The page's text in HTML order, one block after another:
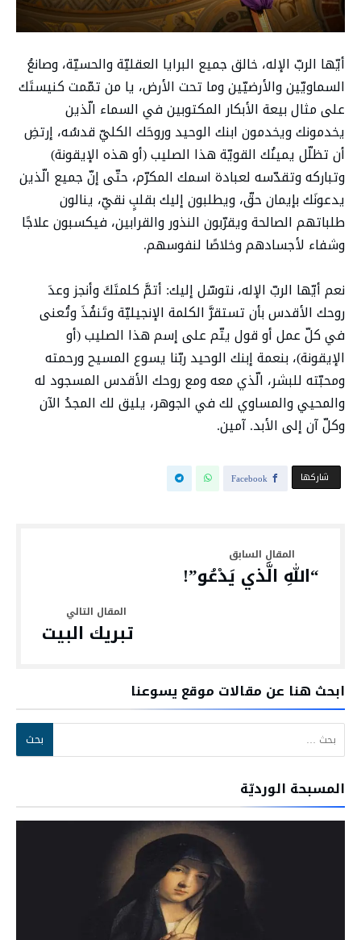
أيّها الربّ الإله، خالق جميع البرايا العقليّة والحسيّة، وصانعُ
السماويّين والأرضيّين وما تحت الأرض، يا من تمّمت كنيستَك
على مثال بيعة الأبكار المكتوبين في السماء الّذين
يخدمونك ويخدمون ابنك الوحيد وروحَك الكليّ قدسُه، إرتضِ
أن تظلّل يمينُك القويّة هذا الصليب (أو هذه الإيقونة)
وتباركه وتقدّسه لعبادة اسمك المكرّم، حتّى إنّ جميع الّذين
يدعونَك بإيمان حقّ، ويطلبون إليك بقلبٍ نقيّ، ينالون
طلباتهم الصالحة ويقرّبون النذور والقرابين، فيكسبون علاجًا
وشفاء لأجسادهم وخلاصًا لنفوسهم.
نعم أيّها الربّ الإله، نتوسّل إليك: أتمَّ كلمتَكَ وأنجز وعدَ
روحك الأقدس بأن تستقرَّ الكلمة الإنجيليّة وتَنفُذَ وتُعنى
في كلّ عمل أو قول يتّم على إسم هذا الصليب (أو
الإيقونة)، بنعمة إبنك الوحيد ربّنا يسوع المسيح ورحمته
ومحبّته للبشر، الّذي معه ومع روحك الأقدس المسجود له
والمحيي والمساوي لك في الجوهر، يليق لك المجدُ الآن
وكلّ آن إلى الأبد. آمين.
‫‫ شاركها‬ Facebook
“اللهِ الَّذي يَدْعُو”!
تبريك البيت
ابحث هنا عن مقالات موقع يسوعنا
البحث عن:
المسبحة الورديّة